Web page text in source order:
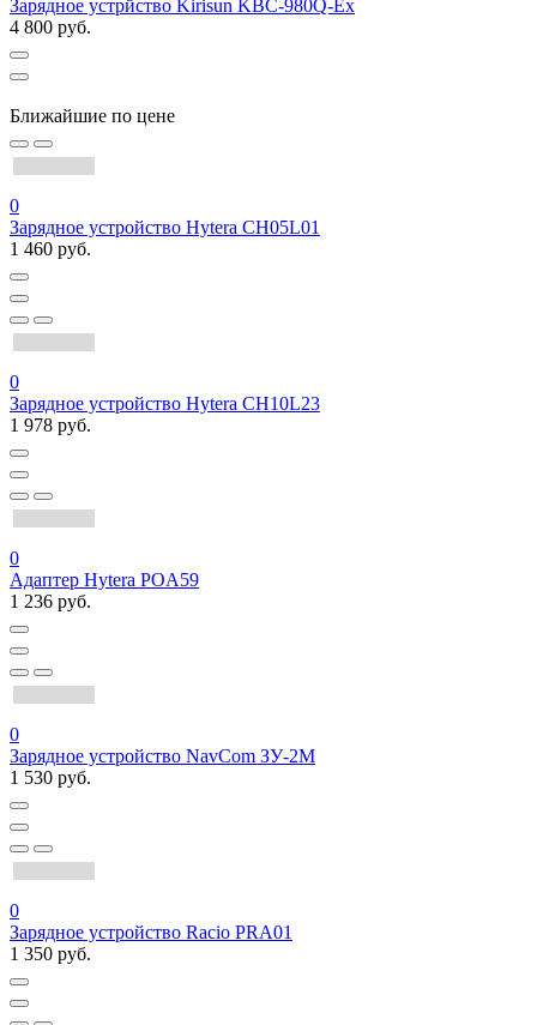
Зарядное устрйство Kirisun KBC-980Q-Ex
4 800 руб.
Ближайшие по цене
0
Зарядное устройство Hytera CH05L01
1 460 руб.
0
Зарядное устройство Hytera CH10L23
1 978 руб.
0
Адаптер Hytera POA59
1 236 руб.
0
Зарядное устройство NavCom ЗУ-2М
1 530 руб.
0
Зарядное устройство Racio PRA01
1 350 руб.